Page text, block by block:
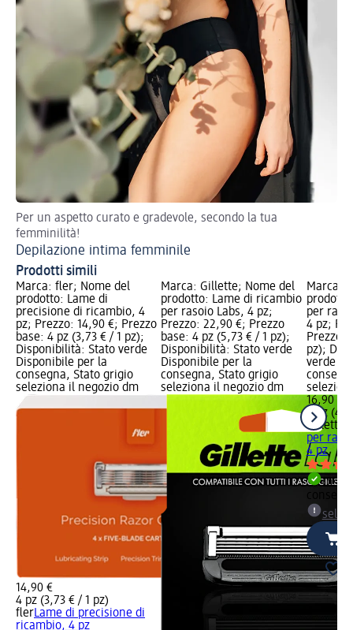
Per un aspetto curato e gradevole, secondo la tua
femminilità!
Depilazione intima femminile
Prodotti simili
Marca: fler; Nome del
prodotto: Lame di
precisione di ricambio, 4
pz; Prezzo: 14,90 €; Prezzo
base: 4 pz (3,73 € / 1 pz);
Disponibilità: Stato verde
Disponibile per la
consegna, Stato grigio
seleziona il negozio dm
14,90 €
4 pz (3,73 € / 1 pz)
flerLame di precisione di
ricambio, 4 pz
Marca: Gillette; Nome del
prodotto: Lame di ricambio
per rasoio Labs, 4 pz;
Prezzo: 22,90 €; Prezzo
base: 4 pz (5,73 € / 1 pz);
Disponibilità: Stato verde
Disponibile per la
consegna, Stato grigio
seleziona il negozio dm
Marca:
per
4 pz;
Prezzo
pz);
verde
16,90 €
4 pz
Gillette
per
4 pz